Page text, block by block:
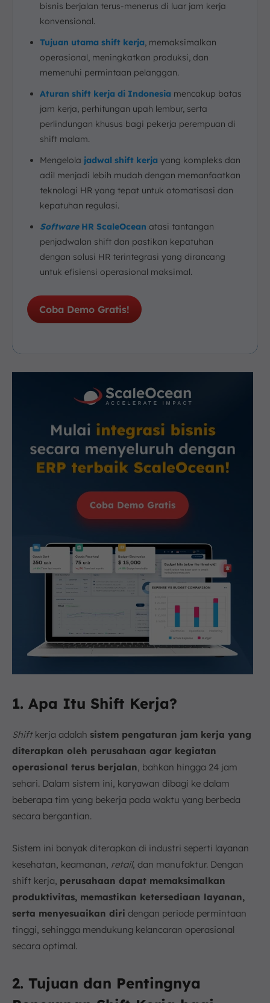
bisnis berjalan terus-menerus di luar jam kerja
konvensional.
Tujuan utama shift kerja, memaksimalkan
operasional, meningkatkan produksi, dan
memenuhi permintaan pelanggan.
Aturan shift kerja di Indonesia mencakup batas
jam kerja, perhitungan upah lembur, serta
perlindungan khusus bagi pekerja perempuan di
shift malam.
Mengelola jadwal shift kerja yang kompleks dan
adil menjadi lebih mudah dengan memanfaatkan
teknologi HR yang tepat untuk otomatisasi dan
kepatuhan regulasi.
SoftwareHR ScaleOcean atasi tantangan
penjadwalan shift dan pastikan kepatuhan
dengan solusi HR terintegrasi yang dirancang
untuk efisiensi operasional maksimal.
Coba Demo Gratis!
1. Apa Itu Shift Kerja?
Shiftkerja adalah sistem pengaturan jam kerja yang
diterapkan oleh perusahaan agar kegiatan
operasional terus berjalan, bahkan hingga 24 jam
sehari. Dalam sistem ini, karyawan dibagi ke dalam
beberapa tim yang bekerja pada waktu yang berbeda
secara bergantian.
Sistem ini banyak diterapkan di industri seperti layanan
kesehatan, keamanan, retail, dan manufaktur. Dengan
shift kerja, perusahaan dapat memaksimalkan
produktivitas, memastikan ketersediaan layanan,
serta menyesuaikan diri dengan periode permintaan
tinggi, sehingga mendukung kelancaran operasional
secara optimal.
2. Tujuan dan Pentingnya